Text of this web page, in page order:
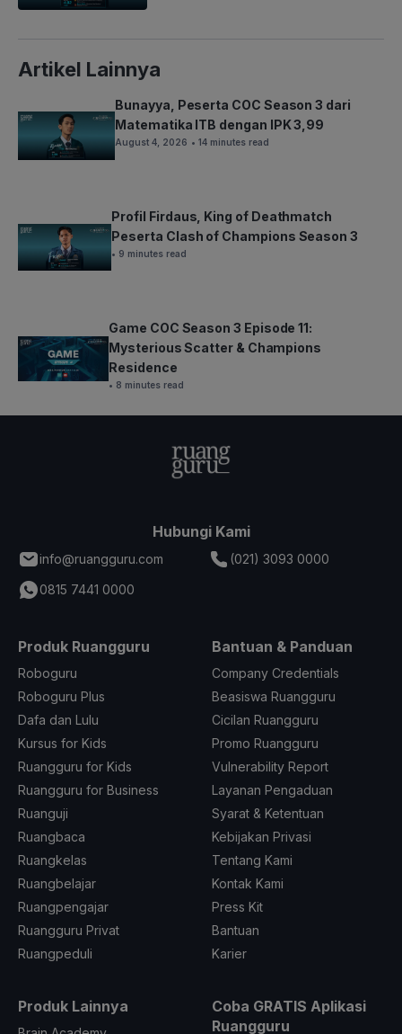
Artikel Lainnya
Bunayya, Peserta COC Season 3 dari
Matematika ITB dengan IPK 3,99
August 4, 2026 • 14 minutes read
Profil Firdaus, King of Deathmatch
Peserta Clash of Champions Season 3
• 9 minutes read
Game COC Season 3 Episode 11:
Mysterious Scatter & Champions
Residence
• 8 minutes read
Hubungi Kami
info@ruangguru.com
(021) 3093 0000
0815 7441 0000
Produk Ruangguru
Roboguru
Roboguru Plus
Dafa dan Lulu
Kursus for Kids
Ruangguru for Kids
Ruangguru for Business
Ruanguji
Ruangbaca
Ruangkelas
Ruangbelajar
Ruangpengajar
Ruangguru Privat
Ruangpeduli
Bantuan & Panduan
Company Credentials
Beasiswa Ruangguru
Cicilan Ruangguru
Promo Ruangguru
Vulnerability Report
Layanan Pengaduan
Syarat & Ketentuan
Kebijakan Privasi
Tentang Kami
Kontak Kami
Press Kit
Bantuan
Karier
Produk Lainnya
Coba GRATIS Aplikasi
Ruangguru